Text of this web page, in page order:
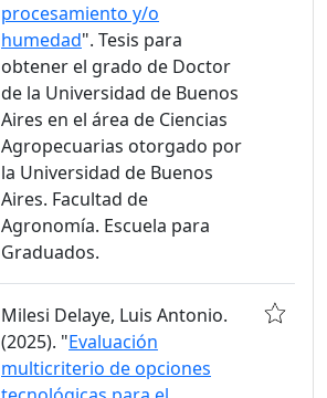
procesamiento y/o
humedad". Tesis para
obtener el grado de Doctor
de la Universidad de Buenos
Aires en el área de Ciencias
Agropecuarias otorgado por
la Universidad de Buenos
Aires. Facultad de
Agronomía. Escuela para
Graduados.
Milesi Delaye, Luis Antonio.
(2025). "Evaluación
multicriterio de opciones